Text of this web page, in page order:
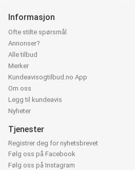
Informasjon
Ofte stilte spørsmål
Annonser?
Alle tilbud
Merker
Kundeavisogtilbud.no App
Om oss
Legg til kundeavis
Nyheter
Tjenester
Registrer deg for nyhetsbrevet
Følg oss på Facebook
Følg oss på Instagram